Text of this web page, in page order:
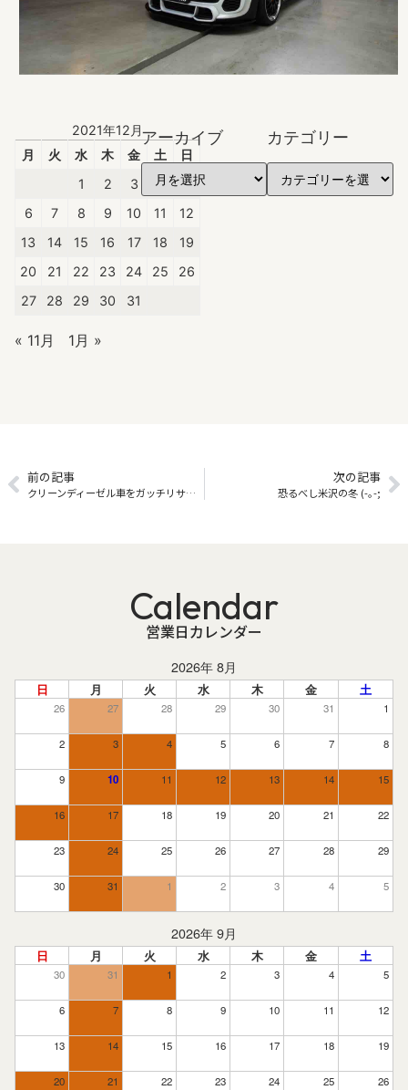
2021年12月
月
火 水 木 金 土
日
1
2 3 4
5
6
7 8 9 10 11
12
13
14 15 16 17 18
19
20
21 22 23 24 25
26
27
28 29 30 31
« 11月 1月 »
アーカイブ カテゴリー
前の記事
クリーンディーゼル車をガッチリサポート！
次の記事
恐るべし米沢の冬 (-｡-;
Calendar
営業日カレンダー
2026年 8月
日 月 火 水 木 金 土
26 27 28 29 30 31 1
2 3 4 5 6 7 8
9 10 11 12 13 14 15
16 17 18 19 20 21 22
23 24 25 26 27 28 29
30 31 1 2 3 4 5
2026年 9月
日 月 火 水 木 金 土
30 31 1 2 3 4 5
6 7 8 9 10 11 12
13 14 15 16 17 18 19
20 21 22 23 24 25 26